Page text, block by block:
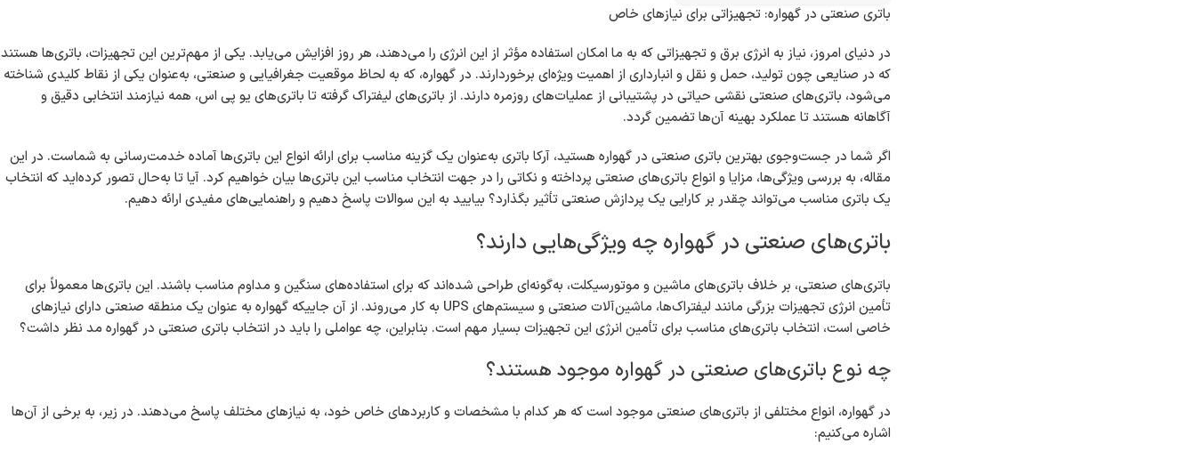
باتری صنعتی در گهواره: تجهیزاتی برای نیازهای خاص
در دنیای امروز، نیاز به انرژی برق و تجهیزاتی که به ما امکان استفاده مؤثر از این انرژی را می‌دهند، هر روز افزایش می‌یابد. یکی از مهم‌ترین این تجهیزات، باتری‌ها هستند
که در صنایعی چون تولید، حمل و نقل و انبارداری از اهمیت ویژه‌ای برخوردارند. در گهواره، که به لحاظ موقعیت جغرافیایی و صنعتی، به‌عنوان یکی از نقاط کلیدی شناخته
می‌شود، باتری‌های صنعتی نقشی حیاتی در پشتیبانی از عملیات‌های روزمره دارند. از باتری‌های لیفتراک گرفته تا باتری‌های یو پی اس، همه نیازمند انتخابی دقیق و
آگاهانه هستند تا عملکرد بهینه آن‌ها تضمین گردد.
اگر شما در جست‌وجوی بهترین باتری صنعتی در گهواره هستید، آرکا باتری به‌عنوان یک گزینه مناسب برای ارائه انواع این باتری‌ها آماده خدمت‌رسانی به شماست. در این
مقاله، به بررسی ویژگی‌ها، مزایا و انواع باتری‌های صنعتی پرداخته و نکاتی را در جهت انتخاب مناسب این باتری‌ها بیان خواهیم کرد. آیا تا به‌حال تصور کرده‌اید که انتخاب
یک باتری مناسب می‌تواند چقدر بر کارایی یک پردازش صنعتی تأثیر بگذارد؟ بیایید به این سوالات پاسخ دهیم و راهنمایی‌های مفیدی ارائه دهیم.
باتری‌های صنعتی در گهواره چه ویژگی‌هایی دارند؟
باتری‌های صنعتی، بر خلاف باتری‌های ماشین و موتورسیکلت، به‌گونه‌ای طراحی شده‌اند که برای استفاده‌های سنگین و مداوم مناسب باشند. این باتری‌ها معمولاً برای
تأمین انرژی تجهیزات بزرگی مانند لیفتراک‌ها، ماشین‌آلات صنعتی و سیستم‌های UPS به کار می‌روند. از آن جاییکه گهواره به عنوان یک منطقه صنعتی دارای نیازهای
خاصی است، انتخاب باتری‌های مناسب برای تأمین انرژی این تجهیزات بسیار مهم است. بنابراین، چه عواملی را باید در انتخاب باتری صنعتی در گهواره مد نظر داشت؟
چه نوع باتری‌های صنعتی در گهواره موجود هستند؟
در گهواره، انواع مختلفی از باتری‌های صنعتی موجود است که هر کدام با مشخصات و کاربردهای خاص خود، به نیازهای مختلف پاسخ می‌دهند. در زیر، به برخی از آن‌ها
اشاره می‌کنیم: